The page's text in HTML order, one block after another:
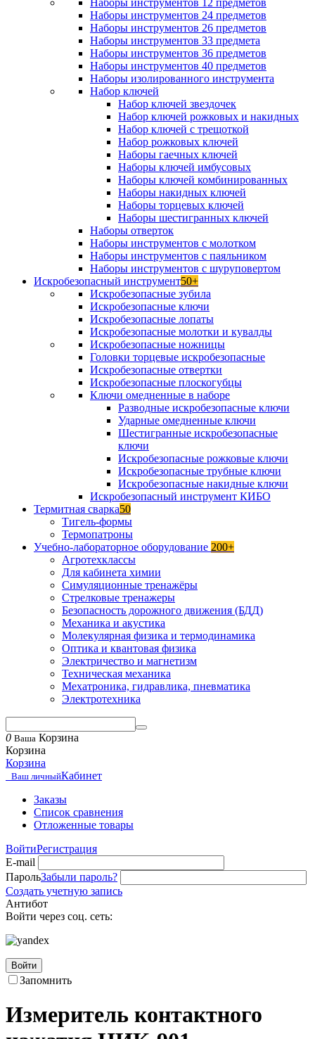
Наборы инструментов 12 предметов
Наборы инструментов 24 предметов
Наборы инструментов 26 предметов
Наборы инструментов 33 предмета
Наборы инструментов 36 предметов
Наборы инструментов 40 предметов
Наборы изолированного инструмента
Набор ключей
Набор ключей звездочек
Набор ключей рожковых и накидных
Набор ключей с трещоткой
Набор рожковых ключей
Наборы гаечных ключей
Наборы ключей имбусовых
Наборы ключей комбинированных
Наборы накидных ключей
Наборы торцевых ключей
Наборы шестигранных ключей
Наборы отверток
Наборы инструментов с молотком
Наборы инструментов с паяльником
Наборы инструментов с шуруповертом
Искробезопасный инструмент50+
Искробезопасные зубила
Искробезопасные ключи
Искробезопасные лопаты
Искробезопасные молотки и кувалды
Искробезопасные ножницы
Головки торцевые искробезопасные
Искробезопасные отвертки
Искробезопасные плоскогубцы
Ключи омедненные в наборе
Разводные искробезопасные ключи
Ударные омедненные ключи
Шестигранные искробезопасные
ключи
Искробезопасные рожковые ключи
Искробезопасные трубные ключи
Искробезопасные накидные ключи
Искробезопасный инструмент КИБО
Термитная сварка50
Тигель-формы
Термопатроны
Учебно-лабораторное оборудование 200+
Агротехклассы
Для кабинета химии
Симуляционные тренажёры
Стрелковые тренажеры
Безопасность дорожного движения (БДД)
Механика и акустика
Молекулярная физика и термодинамика
Оптика и квантовая физика
Электричество и магнетизм
Техническая механика
Мехатроника, гидравлика, пневматика
Электротехника
0 Ваша Корзина
Корзина
Корзина
Ваш личныйКабинет
Заказы
Список сравнения
Отложенные товары
ВойтиРегистрация
E-mail
ПарольЗабыли пароль?
Создать учетную запись
Антибот
Войти через соц. сеть:
Войти
Запомнить
Измеритель контактного